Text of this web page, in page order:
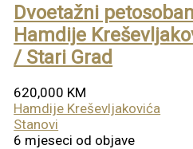
Dvoetažni
Hamdije
/ Stari Grad
620,000 KM
Hamdije Kreševljakovića
Stanovi
6 mjeseci od objave